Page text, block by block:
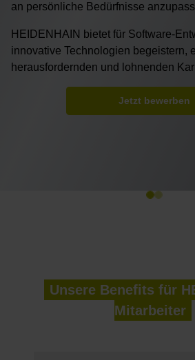
an persönliche Bedürfnisse
HEIDENHAIN bietet für Software-
innovative Technologien begeistern,
herausfordernden und lohnenden
Jetzt bewerben
Unsere Benefits für
Mitarbeiter